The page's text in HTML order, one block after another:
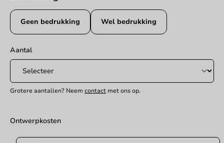
Geen bedrukking Wel bedrukking
Aantal
Grotere aantallen? Neem contact met ons op.
Ontwerpkosten